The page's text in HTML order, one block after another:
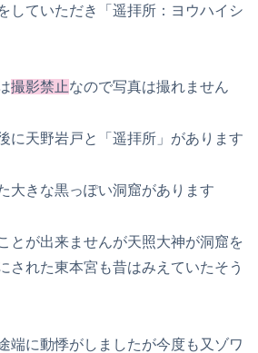
していただき「遥拝所：ヨウハイシ
撮影禁止なので写真は撮れません
に天野岩戸と「遥拝所」があります
大きな黒っぽい洞窟があります
とが出来ませんが天照大神が洞窟を
された東本宮も昔はみえていたそう
端に動悸がしましたが今度も又ゾワ